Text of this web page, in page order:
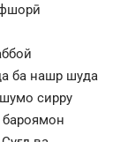
ба нашр шуда
сирру